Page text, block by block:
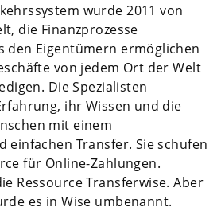
wurde 2011 von
die Finanzprozesse
den Eigentümern ermöglichen
von jedem Ort der Welt
Die Spezialisten
ihr Wissen und die
mit einem
einfachen Transfer. Sie schufen
für Online-Zahlungen.
Ressource Transferwise. Aber
es in Wise umbenannt.